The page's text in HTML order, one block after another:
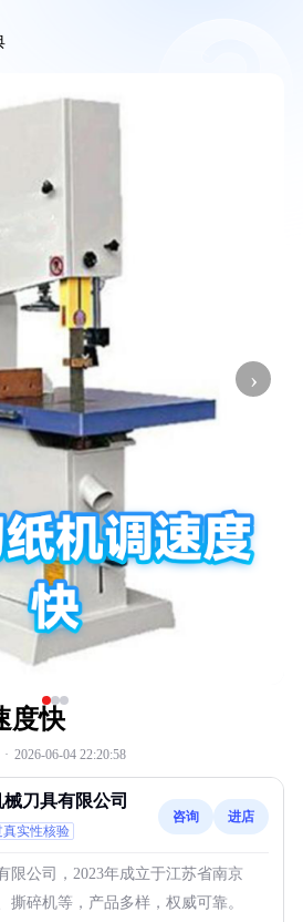
›
度快
· 2026-06-04 22:20:58
刀具有限公司
真实性核验
咨询 进店
限公司，2023年成立于江苏省南京
撕碎机等，产品多样，权威可靠。